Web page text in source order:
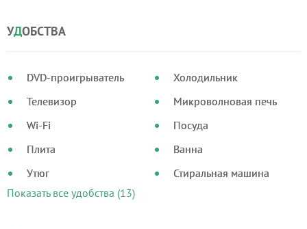
УДОБСТВА
DVD-проигрыватель
Телевизор
Wi-Fi
Плита
Утюг
Холодильник
Микроволновая печь
Посуда
Ванна
Стиральная машина
Показать все удобства (13)